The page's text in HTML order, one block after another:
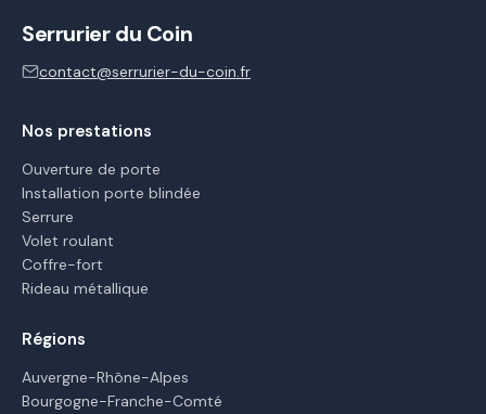
Serrurier du Coin
contact@serrurier-du-coin.fr
Nos prestations
Ouverture de porte
Installation porte blindée
Serrure
Volet roulant
Coffre-fort
Rideau métallique
Régions
Auvergne-Rhône-Alpes
Bourgogne-Franche-Comté